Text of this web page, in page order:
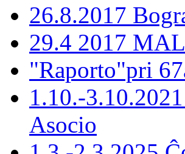
26.8.2017
29.4 2017
"Raporto"pri
1.10.-
Asocio